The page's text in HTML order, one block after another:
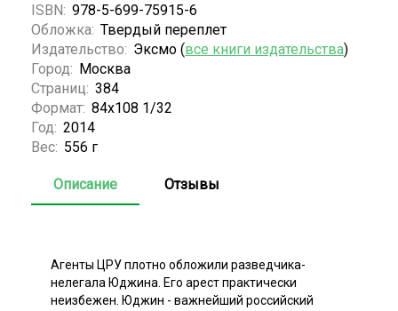
ISBN: 978-5-699-75915-6
Обложка: Твердый переплет
Издательство: Эксмо (все книги издательства)
Город: Москва
Страниц: 384
Формат: 84х108 1/32
Год: 2014
Вес: 556 г
Описание Отзывы
Агенты ЦРУ плотно обложили разведчика-
нелегала Юджина. Его арест практически
неизбежен. Юджин - важнейший российский